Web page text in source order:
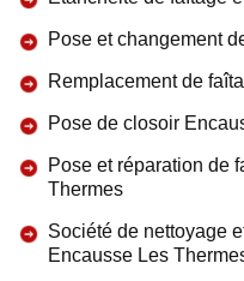
Pose et changement
Remplacement de
Pose de closoir
Pose et réparation de
Thermes
Société de nettoyage
Encausse Les